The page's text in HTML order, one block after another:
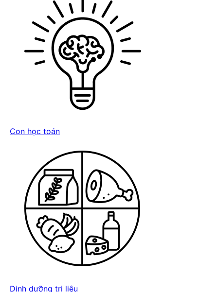
Con học toán
Dinh dưỡng trị liệu